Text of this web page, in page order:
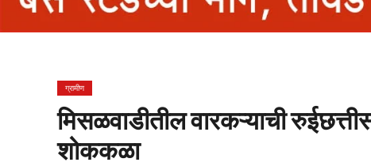
ग्रामीण
मिसळवाडीतील वारकऱ्याची
शोककळा